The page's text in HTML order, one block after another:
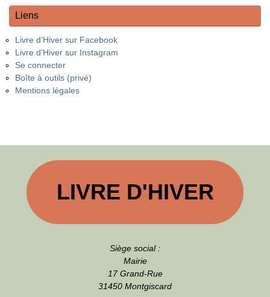
Liens
Livre d’Hiver sur Facebook
Livre d’Hiver sur Instagram
Se connecter
Boîte à outils (privé)
Mentions légales
LIVRE D'HIVER
Siège social :
Mairie
17 Grand-Rue
31450 Montgiscard